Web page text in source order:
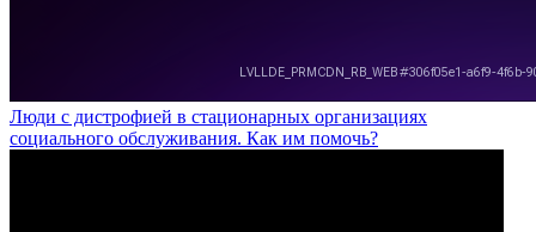
Люди с дистрофией в стационарных организациях
социального обслуживания. Как им помочь?